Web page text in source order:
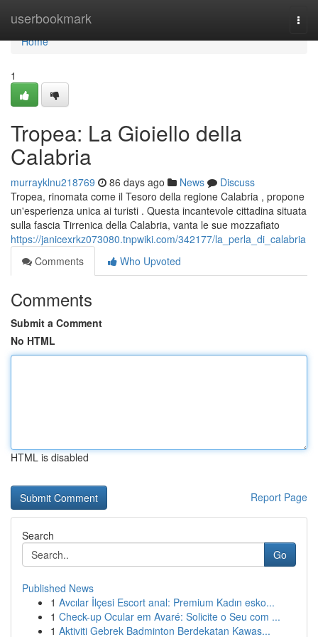
userbookmark
Home
Home
1
Tropea: La Gioiello della
Calabria
murrayklnu218769 86 days ago News
Discuss
Tropea, rinomata come il Tesoro della regione Calabria , propone
un'esperienza unica ai turisti . Questa incantevole cittadina situata
sulla fascia Tirrenica della Calabria, vanta le sue mozzafiato
https://janicexrkz073080.tnpwiki.com/342177/la_perla_di_calabria
Comments
Who Upvoted
Comments
Submit a Comment
No HTML
HTML is disabled
Report Page
Search
Go
Published News
1 Avcılar İlçesi Escort anal: Premium Kadın esko...
1 Check-up Ocular em Avaré: Solicite o Seu com ...
1 Aktiviti Gebrek Badminton Berdekatan Kawas...